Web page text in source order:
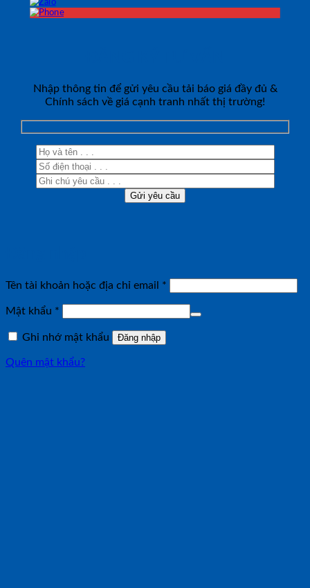
Nhập thông tin để gửi yêu cầu tải báo giá đầy đủ &
Chính sách về giá cạnh tranh nhất thị trường!
Tên tài khoản hoặc địa chỉ email *
buộc
Mật khẩu *
buộc
Ghi nhớ mật khẩu
Đăng nhập
Quên mật khẩu?